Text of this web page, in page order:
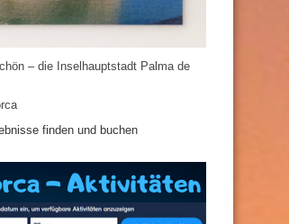
– die Inselhauptstadt Palma de
finden und buchen